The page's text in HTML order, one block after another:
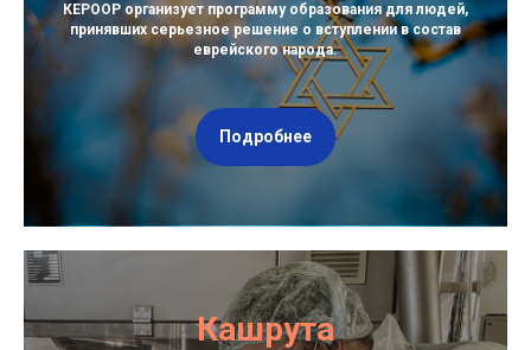
КЕРООР организует программу образования для людей,
принявших серьезное решение о вступлении в состав
еврейского народа.
Подробнее
Кашрута